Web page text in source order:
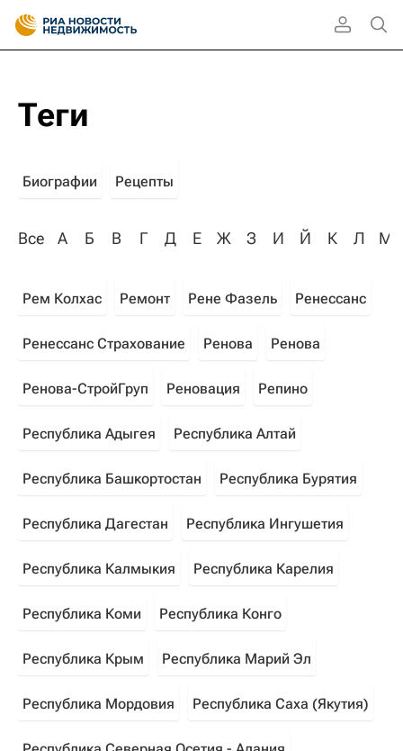
Теги
Биографии Рецепты
Все А Б В Г Д Е Ж З И Й К Л М
Рем Колхас Ремонт Рене Фазель Ренессанс
Ренессанс Страхование Ренова Ренова
Ренова-СтройГруп Реновация Репино
Республика Адыгея Республика Алтай
Республика Башкортостан Республика Бурятия
Республика Дагестан Республика Ингушетия
Республика Калмыкия Республика Карелия
Республика Коми Республика Конго
Республика Крым Республика Марий Эл
Республика Мордовия Республика Саха (Якутия)